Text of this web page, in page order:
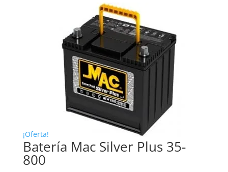
¡Oferta!
Batería Mac Silver Plus 35-
800